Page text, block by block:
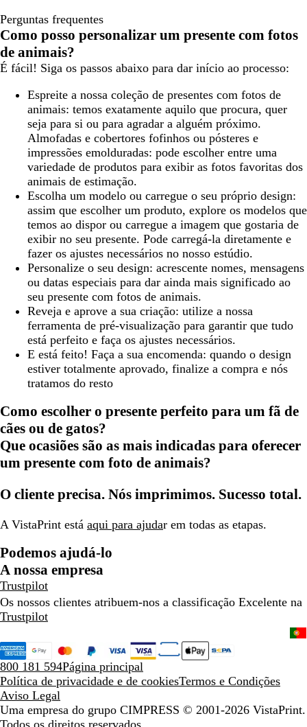
Perguntas frequentes
Como posso personalizar um presente com fotos
de animais?
É fácil! Siga os passos abaixo para dar início ao processo:
Espreite a nossa coleção de presentes com fotos de
animais: temos exatamente aquilo que procura, quer
seja para si ou para agradar a alguém próximo.
Almofadas e cobertores fofinhos ou pósteres e
impressões emolduradas: pode escolher entre uma
variedade de produtos para exibir as fotos favoritas dos
animais de estimação.
Escolha um modelo ou carregue o seu próprio design:
assim que escolher um produto, explore os modelos que
temos ao dispor ou carregue a imagem que gostaria de
exibir no seu presente. Pode carregá-la diretamente e
fazer os ajustes necessários no nosso estúdio.
Personalize o seu design: acrescente nomes, mensagens
ou datas especiais para dar ainda mais significado ao
seu presente com fotos de animais.
Reveja e aprove a sua criação: utilize a nossa
ferramenta de pré-visualização para garantir que tudo
está perfeito e faça os ajustes necessários.
E está feito! Faça a sua encomenda: quando o design
estiver totalmente aprovado, finalize a compra e nós
tratamos do resto
Como escolher o presente perfeito para um fã de
cães ou de gatos?
Que ocasiões são as mais indicadas para oferecer
um presente com foto de animais?
O cliente precisa. Nós imprimimos. Sucesso total.
A VistaPrint está aqui para ajudar em todas as etapas.
Podemos ajudá-lo
A nossa empresa
Trustpilot
Os nossos clientes atribuem-nos a classificação Excelente na
Trustpilot
800 181 594Página principal
Política de privacidade e de cookiesTermos e Condições
Aviso Legal
Uma empresa do grupo CIMPRESS © 2001-2026 VistaPrint.
Todos os direitos reservados.